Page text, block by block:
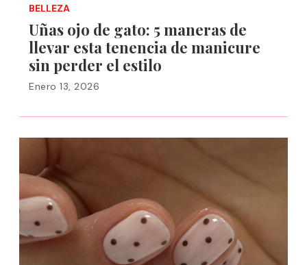
BELLEZA
Uñas ojo de gato: 5 maneras de
llevar esta tenencia de manicure
sin perder el estilo
Enero 13, 2026